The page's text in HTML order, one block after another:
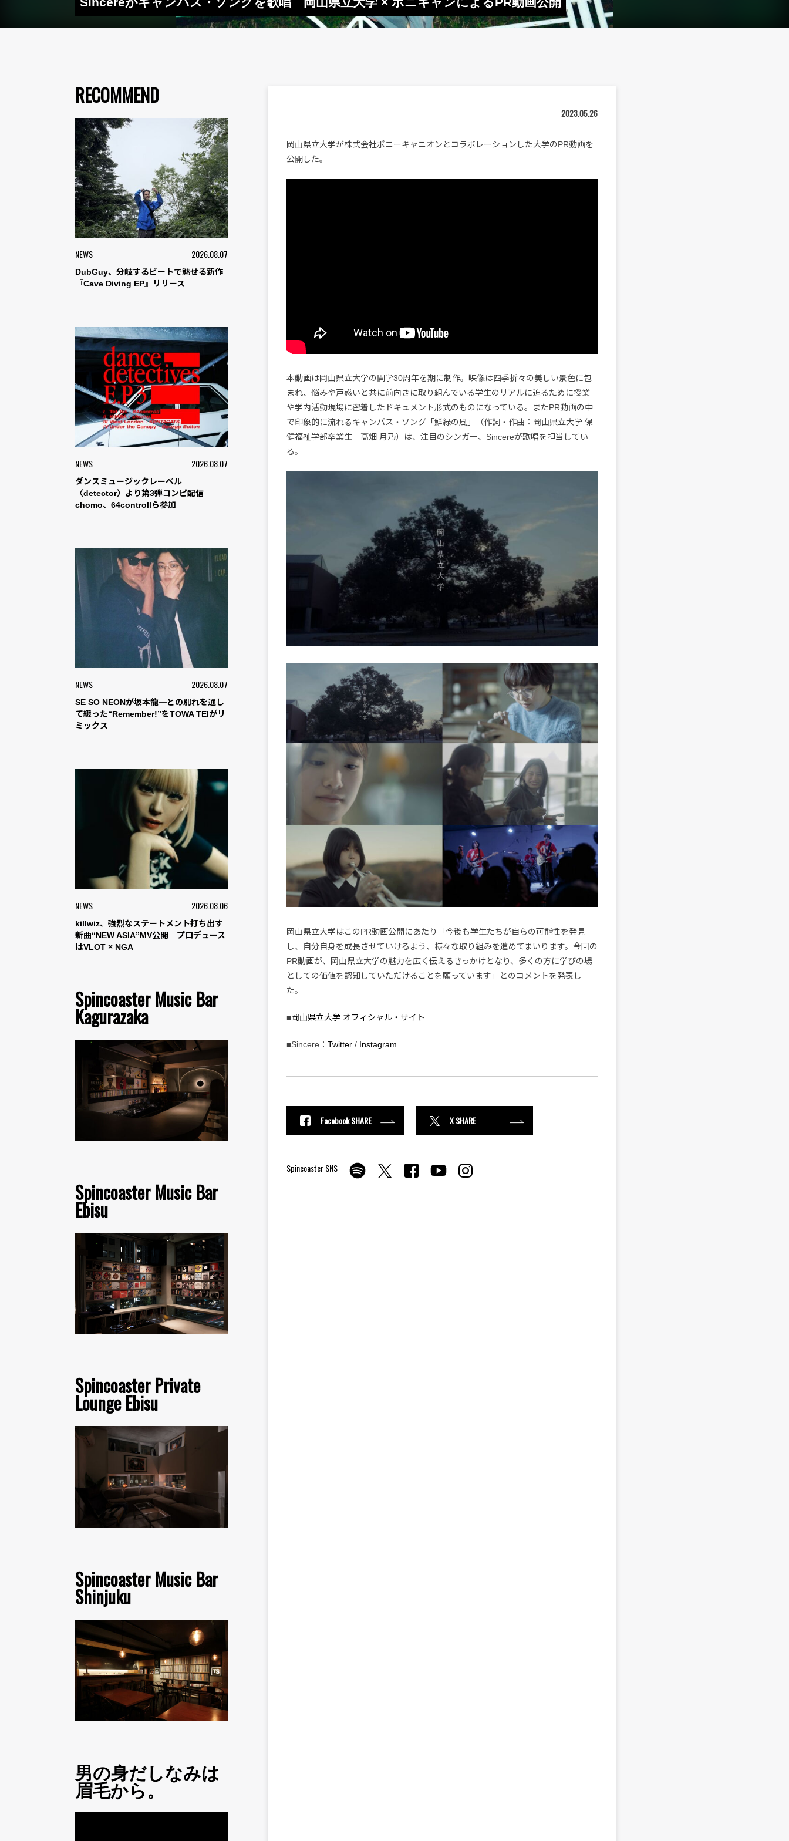
RECOMMEND
NEWS 2026.08.07
DubGuy、分岐するビートで魅せる新作
『Cave Diving EP』リリース
NEWS 2026.08.07
ダンスミュージックレーベル
〈detector〉より第3弾コンピ配信
chomo、64controllら参加
NEWS 2026.08.07
SE SO NEONが坂本龍一との別れを通し
て綴った“Remember!”をTOWA TEIがリ
ミックス
NEWS 2026.08.06
killwiz、強烈なステートメント打ち出す
新曲“NEW ASIA”MV公開 プロデュース
はVLOT × NGA
Spincoaster Music Bar
Kagurazaka
Spincoaster Music Bar
Ebisu
Spincoaster Private
Lounge Ebisu
Spincoaster Music Bar
Shinjuku
男の身だしなみは
眉毛から。
2023.05.26
岡山県立大学が株式会社ポニーキャニオンとコラボレーションした大学のPR動画を
公開した。
本動画は岡山県立大学の開学30周年を期に制作。映像は四季折々の美しい景色に包
まれ、悩みや戸惑いと共に前向きに取り組んでいる学生のリアルに迫るために授業
や学内活動現場に密着したドキュメント形式のものになっている。またPR動画の中
で印象的に流れるキャンパス・ソング「鮮緑の風」（作詞・作曲：岡山県立大学 保
健福祉学部卒業生 髙畑 月乃）は、注目のシンガー、Sincereが歌唱を担当してい
る。
岡山県立大学はこのPR動画公開にあたり「今後も学生たちが自らの可能性を発見
し、自分自身を成長させていけるよう、様々な取り組みを進めてまいります。今回の
PR動画が、岡山県立大学の魅力を広く伝えるきっかけとなり、多くの方に学びの場
としての価値を認知していただけることを願っています」とのコメントを発表し
た。
■岡山県立大学 オフィシャル・サイト
■Sincere： Twitter / Instagram
Facebook SHARE X SHARE
Spincoaster SNS